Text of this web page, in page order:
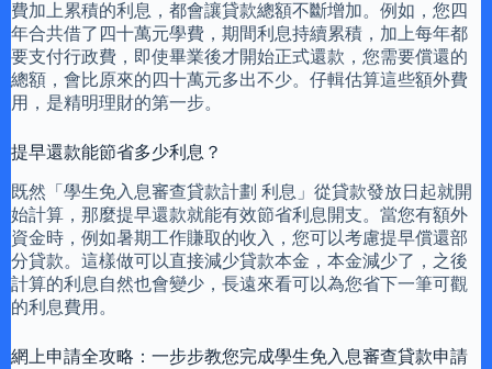
費加上累積的利息，都會讓貸款總額不斷增加。例如，您四
年合共借了四十萬元學費，期間利息持續累積，加上每年都
要支付行政費，即使畢業後才開始正式還款，您需要償還的
總額，會比原來的四十萬元多出不少。仔輯估算這些額外費
用，是精明理財的第一步。
提早還款能節省多少利息？
既然「學生免入息審查貸款計劃 利息」從貸款發放日起就開
始計算，那麼提早還款就能有效節省利息開支。當您有額外
資金時，例如暑期工作賺取的收入，您可以考慮提早償還部
分貸款。這樣做可以直接減少貸款本金，本金減少了，之後
計算的利息自然也會變少，長遠來看可以為您省下一筆可觀
的利息費用。
網上申請全攻略：一步步教您完成學生免入息審查貸款申請